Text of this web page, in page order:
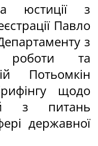
юстиції з
Павло
з
роботи та
Потьомкін
щодо
з питань
державної